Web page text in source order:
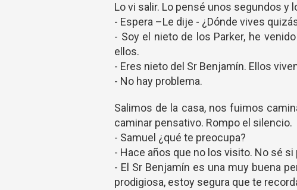
Lo vi salir. Lo pensé unos segundos y
- Espera –Le dije - ¿Dónde vives
- Soy el nieto de los Parker, he
ellos.
- Eres nieto del Sr Benjamín. Ellos
- No hay problema.
Salimos de la casa, nos fuimos
caminar pensativo. Rompo el silencio.
- Samuel ¿qué te preocupa?
- Hace años que no los visito. No sé
- El Sr Benjamín es una muy buena
prodigiosa, estoy segura que te